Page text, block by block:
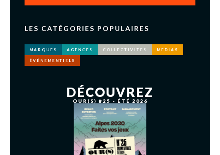
LES CATÉGORIES POPULAIRES
MARQUES AGENCES COLLECTIVITÉS MÉDIAS
ÉVÉNEMENTIELS
DÉCOUVREZ
OUR(S) #25 - ÉTÉ 2026